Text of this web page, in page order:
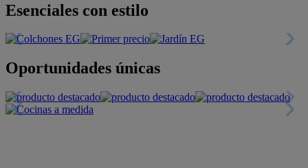
Esenciales con estilo
Oportunidades únicas